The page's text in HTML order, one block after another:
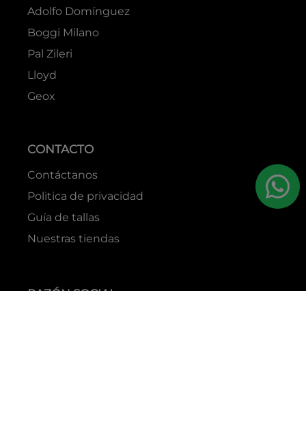
Adolfo Domínguez
Boggi Milano
Pal Zileri
Lloyd
Geox
CONTACTO
Contáctanos
Politica de privacidad
Guía de tallas
Nuestras tiendas
RAZÓN SOCIAL